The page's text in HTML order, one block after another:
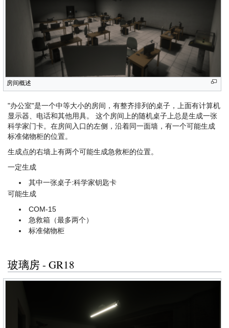
房间概述
"办公室"是一个中等大小的房间，有整齐排列的桌子，上面有计算机
显示器、电话和其他用具。 这个房间上的随机桌子上总是生成一张
科学家门卡。在房间入口的左侧，沿着同一面墙，有一个可能生成
标准储物柜的位置。
生成点的右墙上有两个可能生成急救柜的位置。
一定生成
其中一张桌子:科学家钥匙卡
可能生成
COM-15
急救箱（最多两个）
标准储物柜
玻璃房 - GR18